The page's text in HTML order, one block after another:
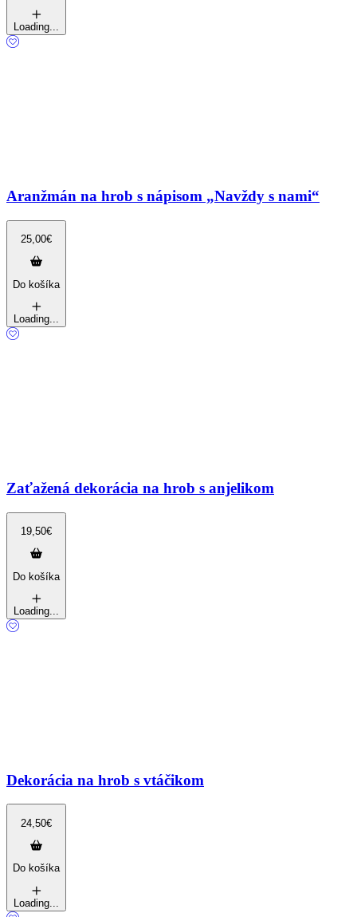
Loading...
Aranžmán na hrob s nápisom „Navždy s nami“
25,00€
Do košíka
Loading...
Zaťažená dekorácia na hrob s anjelikom
19,50€
Do košíka
Loading...
Dekorácia na hrob s vtáčikom
24,50€
Do košíka
Loading...